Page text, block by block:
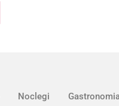
Noclegi Gastronomia